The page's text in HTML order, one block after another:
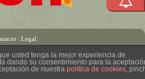
Polímeros
y
Accesorios)
Legal
usted tenga la mejor experiencia de
dando su consentimiento para la
de nuestra política de cookies,